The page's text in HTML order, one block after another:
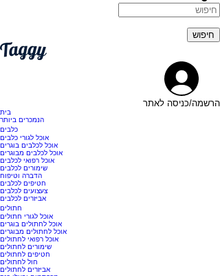
הרשמה/כניסה לאתר
בית
הנמכרים ביותר
כלבים
אוכל לגורי כלבים
אוכל לכלבים בוגרים
אוכל לכלבים מבוגרים
אוכל רפואי לכלבים
שימורים לכלבים
הדברה וטיפוח
חטיפים לכלבים
צעצועים לכלבים
אביזרים לכלבים
חתולים
אוכל לגורי חתולים
אוכל לחתולים בוגרים
אוכל לחתולים מבוגרים
אוכל רפואי לחתולים
שימורים לחתולים
חטיפים לחתולים
חול לחתולים
אביזרים לחתולים